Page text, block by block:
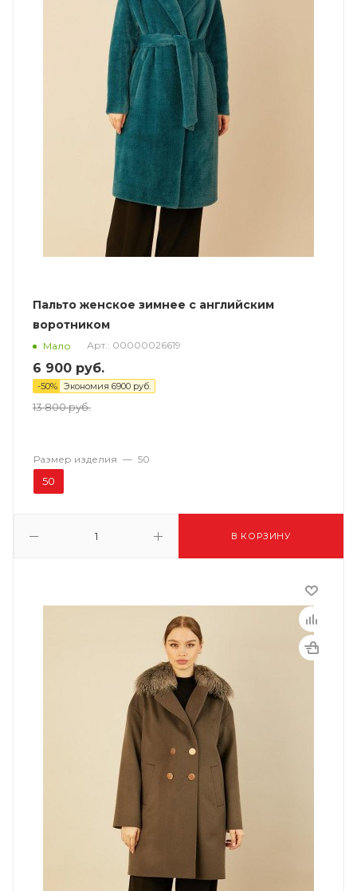
Пальто женское зимнее с английским
воротником
Мало Арт.: 00000026619
6 900 руб.
-50% Экономия 6900 руб.
13 800руб.
В КОРЗИНУ
Размер изделия — 50
50